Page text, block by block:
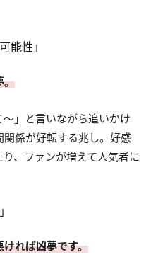
能性」
。
」と言いながら追いかけ
係が好転する兆し。好感
、ファンが増えて人気者に
れば凶夢です。